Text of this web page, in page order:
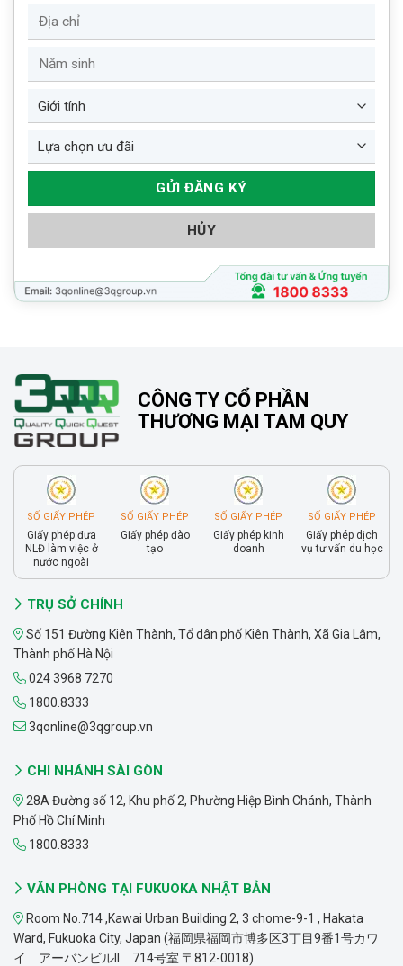
HỦY
CÔNG TY CỔ PHẦN
THƯƠNG MẠI TAM QUY
SỐ GIẤY PHÉP
Giấy phép đưa
NLĐ làm việc ở
nước ngoài
SỐ GIẤY PHÉP
Giấy phép đào
tạo
SỐ GIẤY PHÉP
Giấy phép kinh
doanh
SỐ GIẤY PHÉP
Giấy phép dịch
vụ tư vấn du học
TRỤ SỞ CHÍNH
Số 151 Đường Kiên Thành, Tổ dân phố Kiên Thành, Xã Gia Lâm,
Thành phố Hà Nội
024 3968 7270
1800.8333
3qonline@3qgroup.vn
CHI NHÁNH SÀI GÒN
28A Đường số 12, Khu phố 2, Phường Hiệp Bình Chánh, Thành
Phố Hồ Chí Minh
1800.8333
VĂN PHÒNG TẠI FUKUOKA NHẬT BẢN
Room No.714 ,Kawai Urban Building 2, 3 chome-9-1 , Hakata
Ward, Fukuoka City, Japan (福岡県福岡市博多区3丁目9番1号カワ
イ アーバンビルII 714号室 〒812-0018)